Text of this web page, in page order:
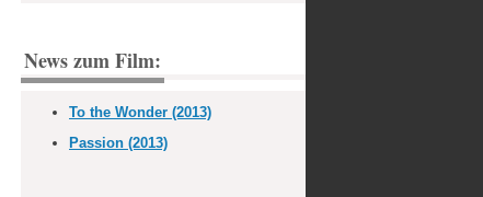
News zum Film:
To the Wonder (2013)
Passion (2013)